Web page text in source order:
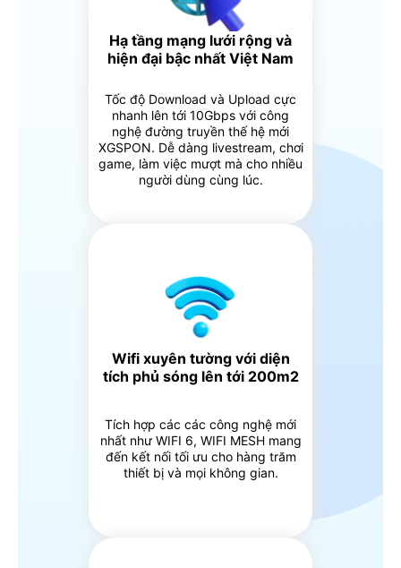
Hạ tầng mạng lưới rộng và
hiện đại bậc nhất Việt Nam
Tốc độ Download và Upload cực
nhanh lên tới 10Gbps với công
nghệ đường truyền thế hệ mới
XGSPON. Dễ dàng livestream, chơi
game, làm việc mượt mà cho nhiều
người dùng cùng lúc.
Wifi xuyên tường với diện
tích phủ sóng lên tới 200m2
Tích hợp các các công nghệ mới
nhất như WIFI 6, WIFI MESH mang
đến kết nối tối ưu cho hàng trăm
thiết bị và mọi không gian.